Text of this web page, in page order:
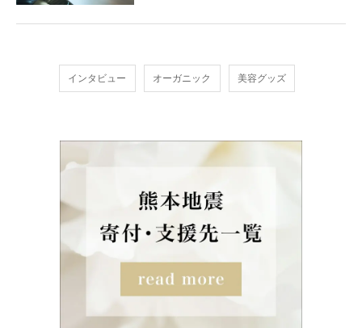
インタビュー オーガニック 美容グッズ